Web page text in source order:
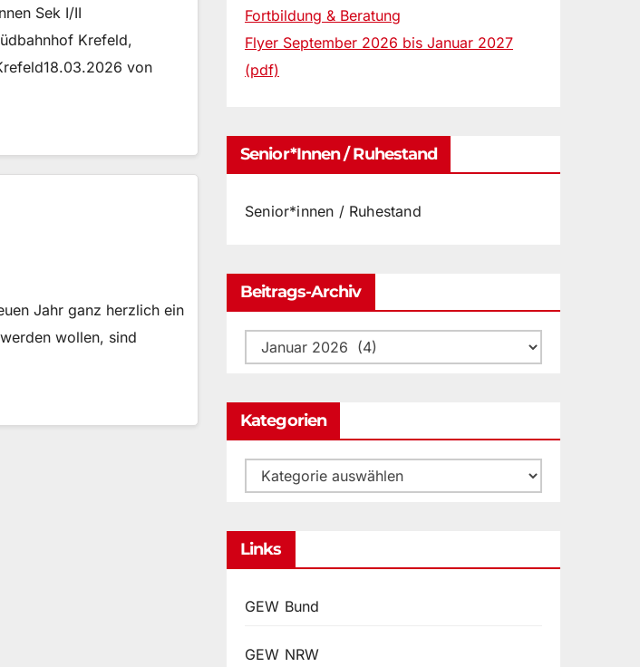
Sek I/II
Krefeld,
von
Jahr ganz herzlich ein
wollen, sind
Fortbildung & Beratung
Flyer September 2026 bis Januar 2027
(pdf)
Senior*innen / Ruhestand
Senior*innen / Ruhestand
Beitrags-Archiv
Beitrags-
Archiv
Kategorien
Kategorien
Links
GEW Bund
GEW NRW